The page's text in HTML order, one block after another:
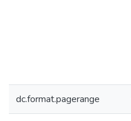
dc.format.pagerange